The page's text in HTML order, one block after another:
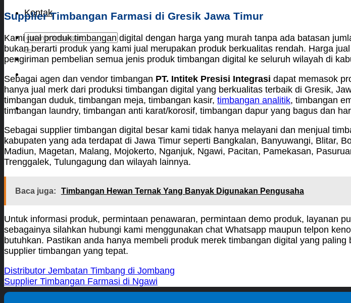
Kontak
Search
for:
Supplier Timbangan Farmasi di Gresik Jawa Timur
Kami jual produk timbangan digital dengan harga yang murah tanpa ada batasan
bukan berarti produk yang kami jual merupakan produk berkualitas rendah. Harga
pengiriman pembelian semua jenis produk timbangan digital ke seluruh wilayah di
Sebagai agen dan vendor timbangan PT. Intitek Presisi Integrasi dapat memasok
hanya jual merk dari produksi timbangan digital yang berkualitas terbaik di Gresik,
timbangan duduk, timbangan meja, timbangan kasir, timbangan analitik, timbangan
timbangan laundry, timbangan anti karat/korosif, timbangan dapur yang bagus dan
Sebagai supplier timbangan digital besar kami tidak hanya melayani dan menjual
kabupaten yang ada terdapat di Jawa Timur seperti Bangkalan, Banyuwangi, Blitar,
Madiun, Magetan, Malang, Mojokerto, Nganjuk, Ngawi, Pacitan, Pamekasan,
Trenggalek, Tulungagung dan wilayah lainnya.
Baca juga: Timbangan Hewan Ternak Yang Banyak Digunakan Pengusaha
Untuk informasi produk, permintaan penawaran, permintaan demo produk, layanan
sebagainya silahkan hubungi kami menggunakan chat Whatsapp maupun telpon
butuhkan. Pastikan anda hanya membeli produk merek timbangan digital yang
supplier timbangan yang tepat.
Distributor Jembatan Timbang di Jombang
Supplier Timbangan Farmasi di Ngawi